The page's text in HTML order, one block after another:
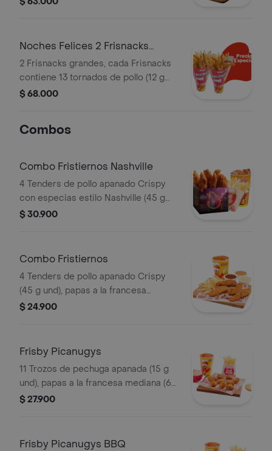
Noches Felices 2 Frisnacks
grandes en ca
2 Frisnacks grandes, cada Frisnacks
contiene 13 tornados de pollo (12 g
und), papas a la francesa grande (100
$ 68.000
Combos
Combo Fristiernos Nashville
4 Tenders de pollo apanado Crispy
con especias estilo Nashville (45 g
und), sirope de miel picante, papas a
$ 30.900
Combo Fristiernos
4 Tenders de pollo apanado Crispy
(45 g und), papas a la francesa
mediana (60 g) y gaseosa (325 ml)
$ 24.900
Frisby Picanugys
11 Trozos de pechuga apanada (15 g
und), papas a la francesa mediana (60
g), ensalada de repollo personal (145
$ 27.900
Frisby Picanugys BBQ